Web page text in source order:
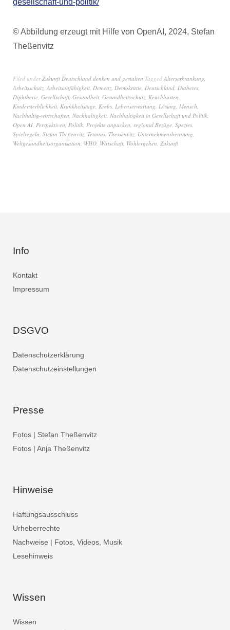
gesellschaft-und-politik/
© Abbildung erzeugt mit Hilfe von OpenAI, 2024, Stefan
Theßenvitz
Filed underZukunft Deutschland denken und gestalten Tagged Alterserkrankung,
Arbeitsschutz, Arbeitsunfähigkeit, Demenz, Demokratie, Deutschland, Diabetes,
Diphtherie, Gesellschaft, Gesundheit, Gesundheitsschutz, Keuchhusten,
Kindersterblichkeit, Krankheitstage, Krebs, Lebenserwartung, Lösung, Mensch,
Nachhaltig-wirtschaften, Nachhaltigkeit, Nachhaltigkeit in Gesellschaft und Politik,
Open AI, Perspektiven, Politik, Projekte anpacken, regional Bezüge, Spezies,
Spielregeln, Stefan Theßenvitz, Tetanus, Thessenvitz, Unternehmensberatung,
Weltgesundheitsorganisation, WHO, Wirtschaft, Wohlergehen, Zukunft
Info
Kontakt
Impressum
DSGVO
Datenschutzerklärung
Datenschutzeinstellungen
Presse
Fotos | Stefan Theßenvitz
Fotos | Anja Theßenvitz
Hinweise
Haftungsausschluss
Urheberrechte
Nachweise | Fotos, Videos, Musik
Lesehinweis
Wissen
Wissen